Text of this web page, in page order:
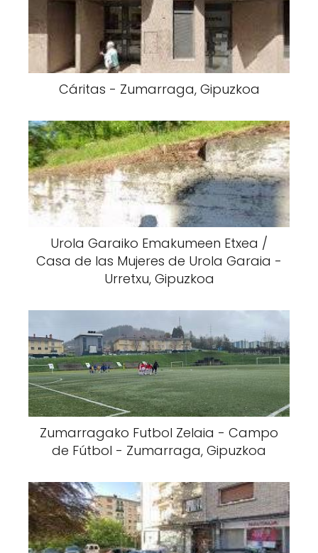
Cáritas - Zumarraga, Gipuzkoa
Urola Garaiko Emakumeen Etxea /
Casa de las Mujeres de Urola Garaia -
Urretxu, Gipuzkoa
Zumarragako Futbol Zelaia - Campo
de Fútbol - Zumarraga, Gipuzkoa